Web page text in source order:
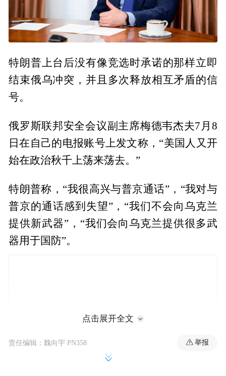
特朗普上台后没有像竞选时承诺的那样立即
结束俄乌冲突，并且多次释放相互矛盾的信
号。
俄罗斯联邦安全会议副主席梅德韦杰夫7月8
日在自己的电报账号上发文称，“美国人又开
始在政治秋千上荡来荡去。”
特朗普称，“我很高兴与普京通话”，“我对与
普京的通话感到失望”，“我们不会向乌克兰
提供新武器”，“我们会向乌克兰提供很多武
器用于国防”。
点击展开全文
责任编辑：魏向宇 PN358 举报